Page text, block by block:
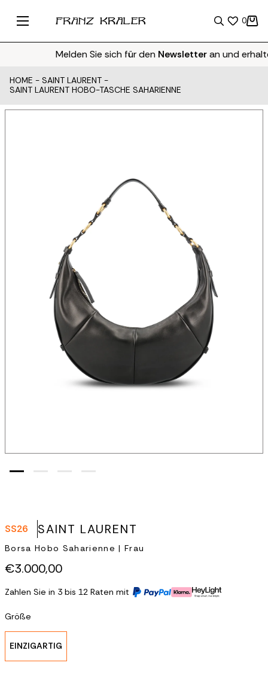
0
Melden Sie sich für denNewsletteran und
HOME - SAINT LAURENT -
SAINT LAURENT HOBO-TASCHE SAHARIENNE
SS26 SAINT LAURENT
Borsa Hobo Saharienne | Frau
€3.000,00
Zahlen Sie in 3 bis 12 Raten mit
Größe
EINZIGARTIG